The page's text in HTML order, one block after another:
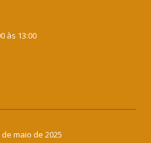
às 13:00
de maio de 2025